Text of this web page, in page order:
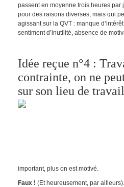
passent en moyenne trois heures par
pour des raisons diverses, mais qui
agissant sur la QVT : manque
sentiment d’inutilité, absence de
Idée reçue n°4 :
contrainte, on ne
sur son lieu de travail
important, plus on est motivé.
Faux ! (Et heureusement, par